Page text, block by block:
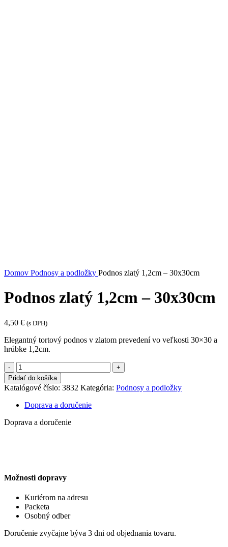
Domov Podnosy a podložky Podnos zlatý 1,2cm – 30x30cm
Podnos zlatý 1,2cm – 30x30cm
4,50 € (s DPH)
Elegantný tortový podnos v zlatom prevedení vo veľkosti 30×30 a
hrúbke 1,2cm.
množstvo
Podnos
zlatý
1,2cm
-
30x30cm
Pridať do košíka
Katalógové číslo: 3832 Kategória: Podnosy a podložky
Doprava a doručenie
Doprava a doručenie
Možnosti dopravy
Kuriérom na adresu
Packeta
Osobný odber
Doručenie zvyčajne býva 3 dni od objednania tovaru.